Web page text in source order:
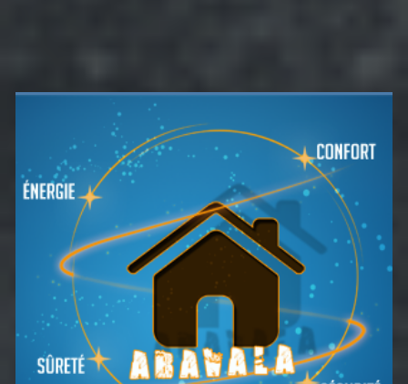
Barre
latérale
principale